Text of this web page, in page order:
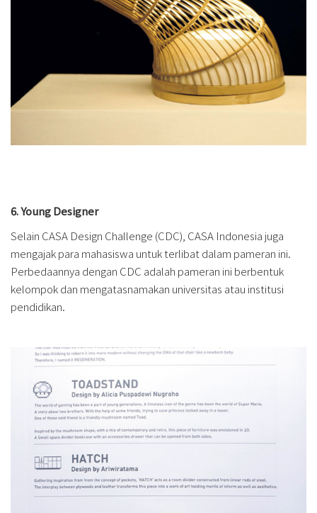
6. Young Designer
Selain CASA Design Challenge (CDC), CASA Indonesia juga
mengajak para mahasiswa untuk terlibat dalam pameran ini.
Perbedaannya dengan CDC adalah pameran ini berbentuk
kelompok dan mengatasnamakan universitas atau institusi
pendidikan.